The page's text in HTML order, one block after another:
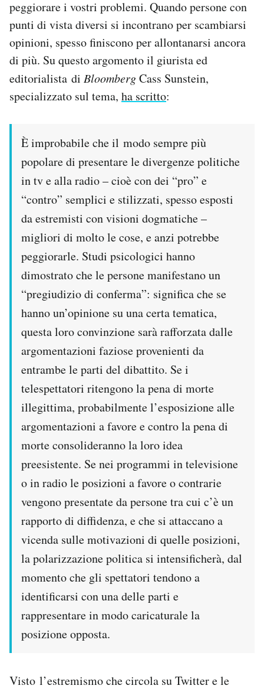
peggiorare i vostri problemi. Quando persone con
punti di vista diversi si incontrano per scambiarsi
opinioni, spesso finiscono per allontanarsi ancora
di più. Su questo argomento il giurista ed
editorialista di BloombergCass Sunstein,
specializzato sul tema, ha scritto:
È improbabile che il modo sempre più
popolare di presentare le divergenze politiche
in tv e alla radio – cioè con dei “pro” e
“contro” semplici e stilizzati, spesso esposti
da estremisti con visioni dogmatiche –
migliori di molto le cose, e anzi potrebbe
peggiorarle. Studi psicologici hanno
dimostrato che le persone manifestano un
“pregiudizio di conferma”: significa che se
hanno un’opinione su una certa tematica,
questa loro convinzione sarà rafforzata dalle
argomentazioni faziose provenienti da
entrambe le parti del dibattito. Se i
telespettatori ritengono la pena di morte
illegittima, probabilmente l’esposizione alle
argomentazioni a favore e contro la pena di
morte consolideranno la loro idea
preesistente. Se nei programmi in televisione
o in radio le posizioni a favore o contrarie
vengono presentate da persone tra cui c’è un
rapporto di diffidenza, e che si attaccano a
vicenda sulle motivazioni di quelle posizioni,
la polarizzazione politica si intensificherà, dal
momento che gli spettatori tendono a
identificarsi con una delle parti e
rappresentare in modo caricaturale la
posizione opposta.
Visto l’estremismo che circola su Twitter e le